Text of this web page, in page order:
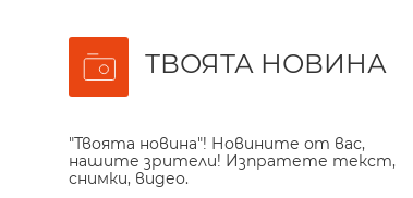
ТВОЯТА НОВИНА
"Твоята новина"! Новините от вас,
нашите зрители! Изпратете текст,
снимки, видео.